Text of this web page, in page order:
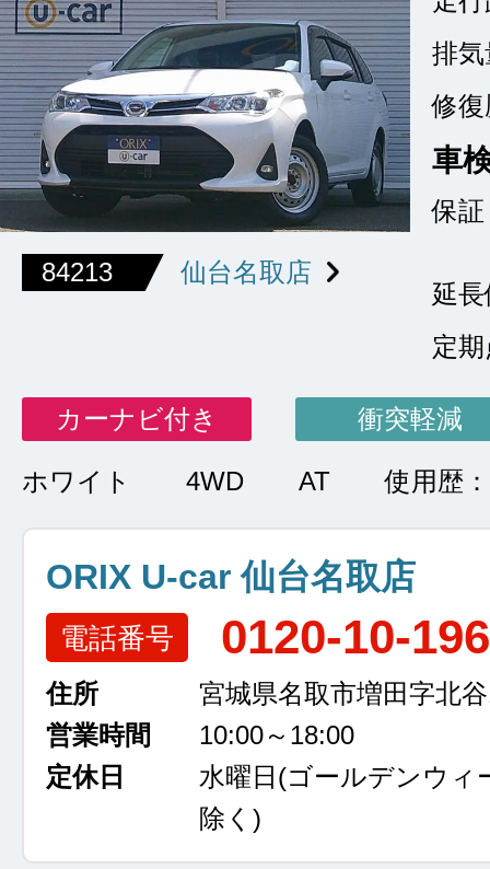
84213 仙台名取店
排気
修復
車
保証
延
定
カーナビ付き 衝突軽減
ホワイト 4WD AT 使用歴
ORIX U-car 仙台名取店
電話番号 0120-10-
住所
宮城県名取市増田字北
営業時間
10:00～18:00
定休日
水曜日 (ゴールデンウィ
除く)